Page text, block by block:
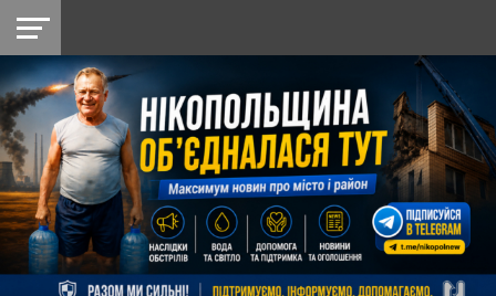
НІКОПОЛЬ
РАЙОН
СІЧЕСЛАВСЬКА
УКРАЇНА
РЕТРО
НІКОПОЛЬ
ЛАЙТ
УКРАЇНА
ДОПОМОГА
РАДІО